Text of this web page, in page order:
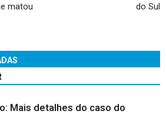
matou
do Sul
Mais detalhes do caso do